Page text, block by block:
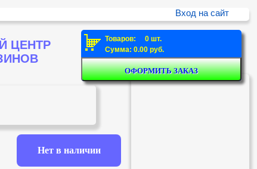
Вход на сайт
ЦЕНТР
Товаров: 0 шт.
Сумма: 0.00 руб.
Нет в наличии